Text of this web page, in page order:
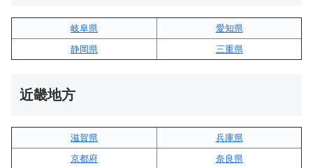
岐阜県
愛知県
静岡県
三重県
近畿地方
滋賀県
兵庫県
京都府
奈良県